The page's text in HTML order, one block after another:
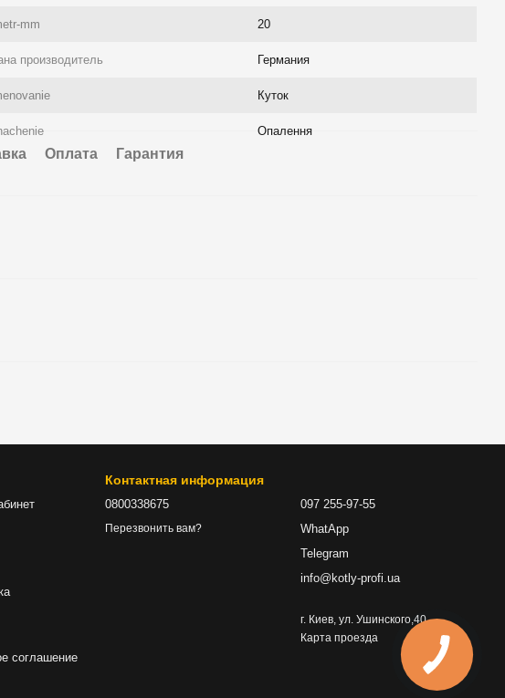
mm 20
производитель Германия
Куток
Опалення
Оплата Гарантия
соглашение
Контактная информация
0800338675
Перезвонить вам?
097 255-97-55
WhatApp
Telegram
info@kotly-profi.ua
г. Киев, ул. Ушинского,40
Карта проезда